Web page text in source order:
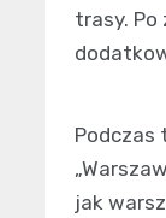
trasy.
Podczas
jak